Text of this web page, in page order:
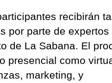
recibirán
por parte de expertos
de La Sabana. El
presencial como
marketing, y